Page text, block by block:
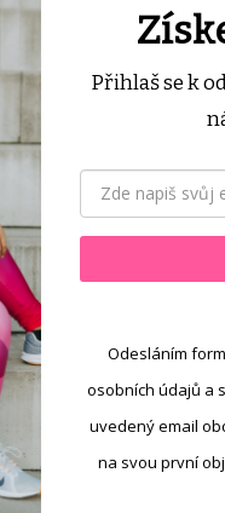
Přihlaš se k
Odesláním
osobních údajů a
uvedený email
na svou první